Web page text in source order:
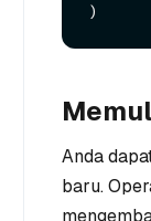
Anda
baru.